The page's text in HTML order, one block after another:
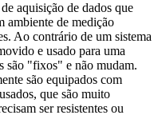
aquisição de dados que
ambiente de medição
Ao contrário de um sistema
e usado para uma
são "fixos" e não mudam.
são equipados com
que são muito
ser resistentes ou